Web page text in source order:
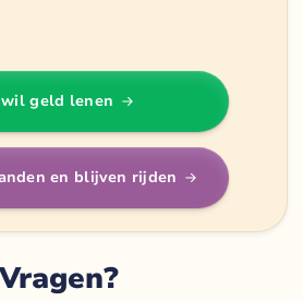
geld lenen
en blijven rijden
Vragen?